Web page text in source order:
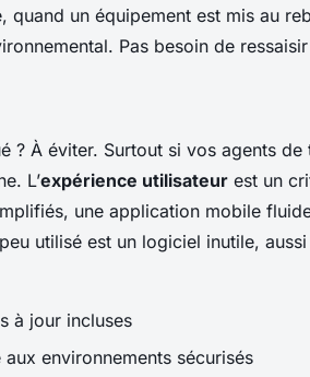
un équipement est mis au
Pas besoin de ressaisir
? À éviter. Surtout si vos agents de
L’expérience utilisateur est un
une application mobile
utilisé est un logiciel inutile,
à jour incluses
environnements sécurisés